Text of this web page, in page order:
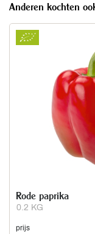
Anderen kochten
0.2 KG
Rode paprika
prijs